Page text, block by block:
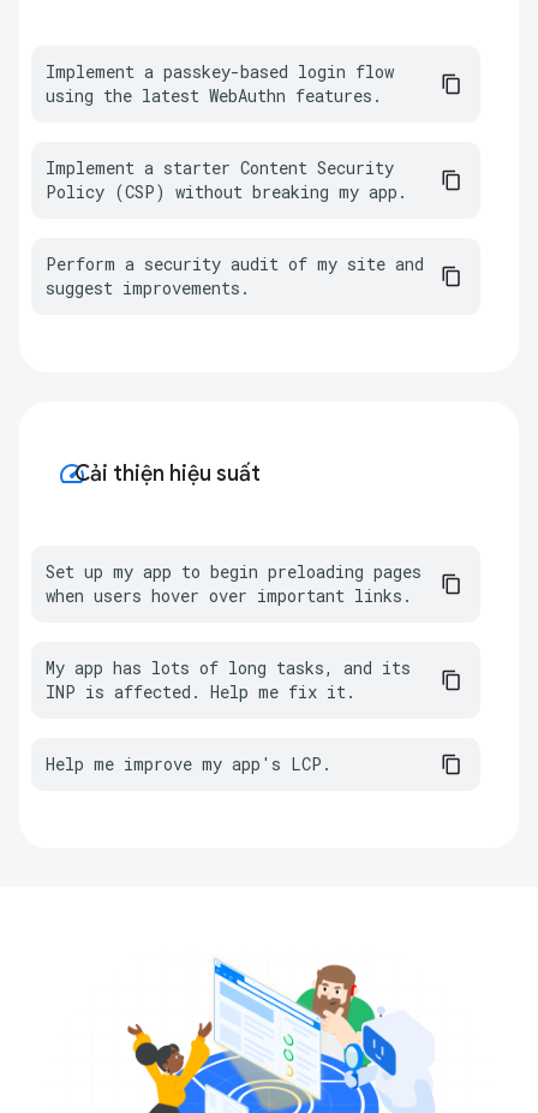
Implement a passkey-based login flow
using the latest WebAuthn features.
Implement a starter Content Security
Policy (CSP) without breaking my app.
Perform a security audit of my site and
suggest improvements.
speedCải thiện hiệu suất
Set up my app to begin preloading pages
when users hover over important links.
My app has lots of long tasks, and its
INP is affected. Help me fix it.
Help me improve my app's LCP.